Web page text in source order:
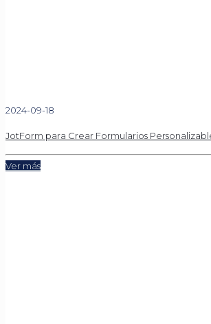
2024-09-18
JotForm para Crear Formularios
Ver más